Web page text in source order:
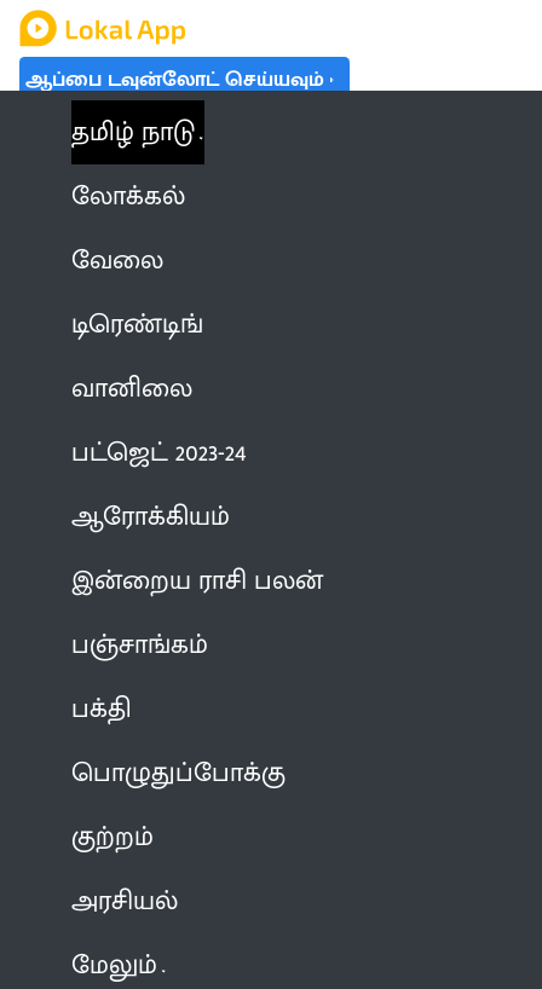
ஆப்பை டவுன்லோட் செய்யவும்
தமிழ் நாடு
லோக்கல்
வேலை
டிரெண்டிங்
வானிலை
பட்ஜெட் 2023-24
ஆரோக்கியம்
இன்றைய ராசி பலன்
பஞ்சாங்கம்
பக்தி
பொழுதுப்போக்கு
குற்றம்
அரசியல்
மேலும்